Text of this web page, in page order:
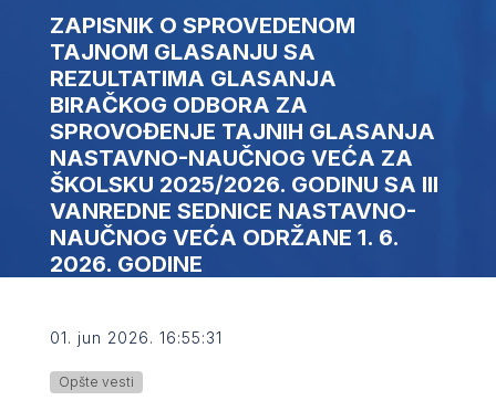
ZAPISNIK O SPROVEDENOM
TAJNOM GLASANJU SA
REZULTATIMA GLASANJA
BIRAČKOG ODBORA ZA
SPROVOĐENJE TAJNIH GLASANJA
NASTAVNO-NAUČNOG VEĆA ZA
ŠKOLSKU 2025/2026. GODINU SA III
VANREDNE SEDNICE NASTAVNO-
NAUČNOG VEĆA ODRŽANE 1. 6.
2026. GODINE
01. jun 2026. 16:55:31
Opšte vesti